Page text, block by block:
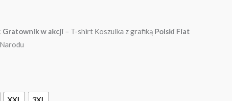
Gratownik w akcji – T-shirt Koszulka z grafiką Polski Fiat
XXL 3XL